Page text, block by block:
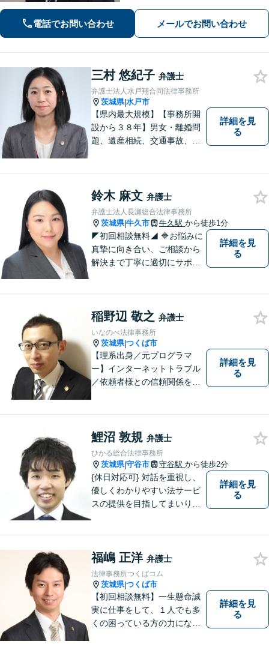
電話でお問い合わせ メールでお問い合わせ
三村 悠紀子 弁護士
弁護士法人水戸翔合同法律事務所
茨城県|水戸市
【県内最大規模】【事務所開
設から３８年】男女・離婚問
題、遺産相続、交通事故、労
りごとがあればお気軽にご相
談ください！お一人おひとり
に誠実に向き合います。
詳細を見
る
鈴木 麻文 弁護士
弁護士法人長瀬総合法律事務所
茨城県|牛久市 牛久駅 から徒歩1分
◤初回相談無料◢ 🔷お悩みに
真摯に向き合い、ご相談から
解決まで丁寧に適切にサポー
歩を踏み出しましょう。お気
軽にお問い合わせください。
詳細を見
る
稲野辺 敬之 弁護士
いなのべ法律事務所
茨城県|つくば市
【理系出身／元プログラマ
ー】インターネットトラブル
／依頼者様との信頼関係を第
詳細を見
る
鯉沼 敦規 弁護士
ひかる総合法律事務所
茨城県|守谷市 守谷駅 から徒歩2分
{休日対応可} 対話を重視し、
優しくわかりやすい法サービ
スの提供を目指してまいりま
詳細を見
る
福嶋 正洋 弁護士
法律事務所つくばコム
茨城県|つくば市
【初回相談無料】一生懸命誠
実に仕事をして、１人でも多
くの困っている方の力にな
詳細を見
る